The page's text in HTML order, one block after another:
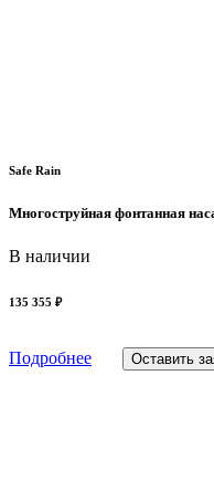
Safe Rain
Многоструйная фонтанная
В наличии
135 355 ₽
Подробнее Оставить